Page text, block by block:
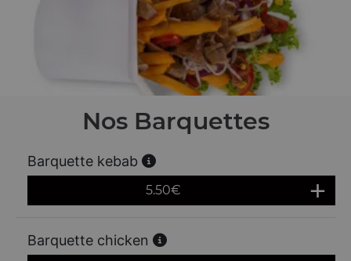
Nos Barquettes
Barquette kebab
5.50€
Barquette chicken